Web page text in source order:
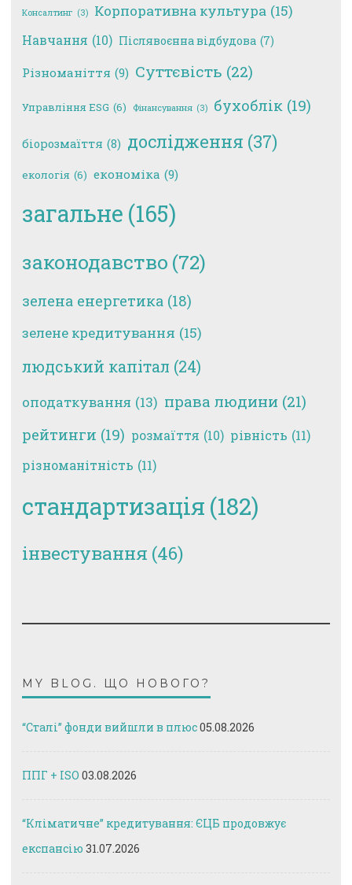
Консалтинг (3) Корпоративна культура (15)
Навчання (10) Післявоєнна відбудова (7)
Різноманіття (9) Суттєвість (22)
Управління ESG (6) Фінансування (3) бухоблік (19)
біорозмаїття (8) дослідження (37)
екологія (6) економіка (9)
загальне (165)
законодавство (72)
зелена енергетика (18)
зелене кредитування (15)
людський капітал (24)
оподаткування (13) права людини (21)
рейтинги (19) розмаїття (10) рівність (11)
різноманітність (11)
стандартизація (182)
інвестування (46)
MY BLOG. ЩО НОВОГО?
“Сталі” фонди вийшли в плюс05.08.2026
ППГ + ISO 03.08.2026
“Кліматичне” кредитування: ЄЦБ продовжує
експансію 31.07.2026